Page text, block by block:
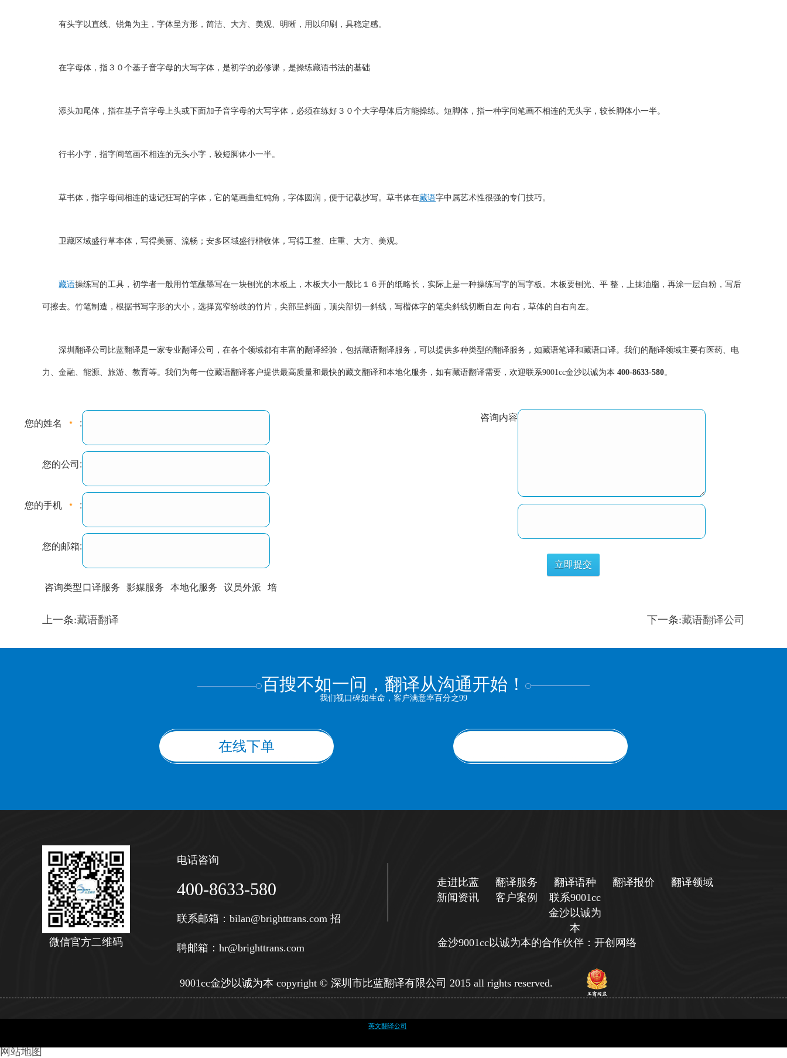
有头字以直线、锐角为主，字体呈方形，简洁、大方、美观、明晰，用以印刷，具稳定感。
在字母体，指３０个基子音字母的大写字体，是初学的必修课，是操练藏语书法的基础
添头加尾体，指在基子音字母上头或下面加子音字母的大写字体，必须在练好３０个大字母体后方能操练。短脚体，指一种字间笔画不相连的无头字，较长脚体小一半。
行书小字，指字间笔画不相连的无头小字，较短脚体小一半。
草书体，指字母间相连的速记狂写的字体，它的笔画曲红钝角，字体圆润，便于记载抄写。草书体在藏语字中属艺术性很强的专门技巧。
卫藏区域盛行草本体，写得美丽、流畅；安多区域盛行楷收体，写得工整、庄重、大方、美观。
藏语操练写的工具，初学者一般用竹笔蘸墨写在一块刨光的木板上，木板大小一般比１６开的纸略长，实际上是一种操练写字的写字板。木板要刨光、平 整，上抹油脂，再涂一层白粉，写后
可擦去。竹笔制造，根据书写字形的大小，选择宽窄纷歧的竹片，尖部呈斜面，顶尖部切一斜线，写楷体字的笔尖斜线切断自左 向右，草体的自右向左。
深圳翻译公司比蓝翻译是一家专业翻译公司，在各个领域都有丰富的翻译经验，包括藏语翻译服务，可以提供多种类型的翻译服务，如藏语笔译和藏语口译。我们的翻译领域主要有医药、电
力、金融、能源、旅游、教育等。我们为每一位藏语翻译客户提供最高质量和最快的藏文翻译和本地化服务，如有藏语翻译需要，欢迎联系9001cc金沙以诚为本 400-8633-580。
您的姓名 :
您的公司:
您的手机 :
您的邮箱:
咨询类型口译服务 影媒服务 本地化服务 议员外派 培
训翻译 标准级
咨询内容
上一条:藏语翻译 下一条:藏语翻译公司
百搜不如一问，翻译从沟通开始！
我们视口碑如生命，客户满意率百分之99
在线下单
微信官方二维码
电话咨询
400-8633-580
联系邮箱： bilan@brighttrans.com 招
聘邮箱： hr@brighttrans.com
走进比蓝 翻译服务 翻译语种 翻译报价
翻译领域
新闻资讯
客户案例
联系9001cc
金沙以诚为
本
金沙9001cc以诚为本的合作伙伴：开创网络
9001cc金沙以诚为本 copyright © 深圳市比蓝翻译有限公司 2015 all rights reserved.
英文翻译公司
网站地图